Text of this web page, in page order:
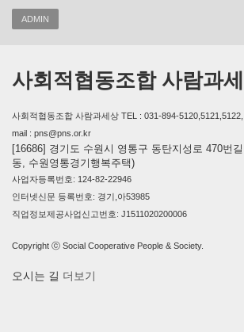
ADMIN
사회적협동조합 사람과
사회적협동조합 사람과세상 TEL : 031-894-
mail : pns@pns.or.kr
[16686] 경기도 수원시 영통구 동탄지성로 470번
동, 수원영통경기행복주택)
사업자등록번호: 124-82-22946
인터넷신문 등록번호: 경기,아53985
직업정보제공사업신고번호: J1511020200006
Copyright ⓒ Social Cooperative People & Society.
오시는 길 더보기